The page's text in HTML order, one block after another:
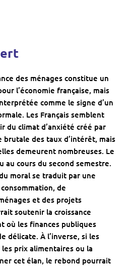
des ménages constitue un
l’économie française, mais
comme le signe d’un
Les Français semblent
du climat d’anxiété créé par
brutale des taux d’intérêt, mais
demeurent nombreuses. Le
au cours du second semestre.
moral se traduit par une
de
et des projets
soutenir la croissance
où les finances publiques
délicate. À l’inverse, si les
prix alimentaires ou la
cet élan, le rebond pourrait